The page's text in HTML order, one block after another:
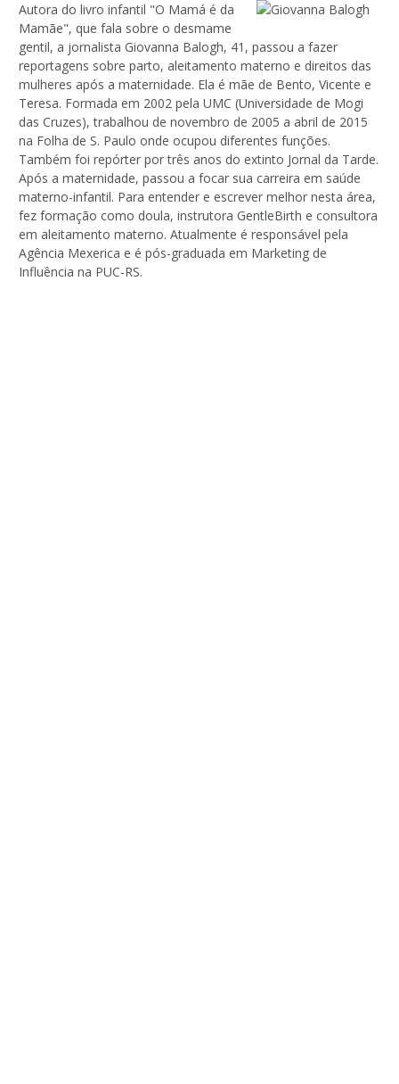
Autora do livro infantil "O Mamá é da
Mamãe", que fala sobre o desmame
gentil, a jornalista Giovanna Balogh, 41, passou a fazer
reportagens sobre parto, aleitamento materno e direitos das
mulheres após a maternidade. Ela é mãe de Bento, Vicente e
Teresa. Formada em 2002 pela UMC (Universidade de Mogi
das Cruzes), trabalhou de novembro de 2005 a abril de 2015
na Folha de S. Paulo onde ocupou diferentes funções.
Também foi repórter por três anos do extinto Jornal da Tarde.
Após a maternidade, passou a focar sua carreira em saúde
materno-infantil. Para entender e escrever melhor nesta área,
fez formação como doula, instrutora GentleBirth e consultora
em aleitamento materno. Atualmente é responsável pela
Agência Mexerica e é pós-graduada em Marketing de
Influência na PUC-RS.